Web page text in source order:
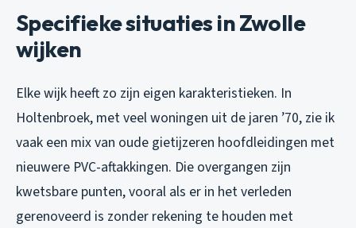
Specifieke situaties in Zwolle
wijken
Elke wijk heeft zo zijn eigen karakteristieken. In
Holtenbroek, met veel woningen uit de jaren ’70, zie ik
vaak een mix van oude gietijzeren hoofdleidingen met
nieuwere PVC-aftakkingen. Die overgangen zijn
kwetsbare punten, vooral als er in het verleden
gerenoveerd is zonder rekening te houden met